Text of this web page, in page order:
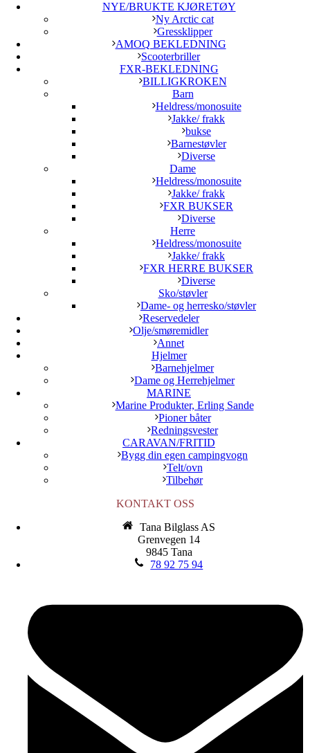
NYE/BRUKTE KJØRETØY
Ny Arctic cat
Gressklipper
AMOQ BEKLEDNING
Scooterbriller
FXR-BEKLEDNING
BILLIGKROKEN
Barn
Heldress/monosuite
Jakke/ frakk
bukse
Barnestøvler
Diverse
Dame
Heldress/monosuite
Jakke/ frakk
FXR BUKSER
Diverse
Herre
Heldress/monosuite
Jakke/ frakk
FXR HERRE BUKSER
Diverse
Sko/støvler
Dame- og herresko/støvler
Reservedeler
Olje/smøremidler
Annet
Hjelmer
Barnehjelmer
Dame og Herrehjelmer
MARINE
Marine Produkter, Erling Sande
Pioner båter
Redningsvester
CARAVAN/FRITID
Bygg din egen campingvogn
Telt/ovn
Tilbehør
KONTAKT OSS
Tana Bilglass AS
Grenvegen 14
9845 Tana
78 92 75 94